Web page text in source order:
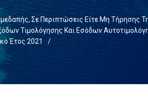
Σε Περιπτώσεις Είτε Μη Τήρησης
Τιμολόγησης Και Εσόδων
Έτος 2021
/